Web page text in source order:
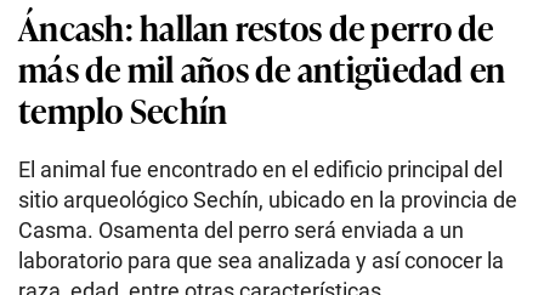
Áncash: hallan restos de perro de
más de mil años de antigüedad en
templo Sechín
El animal fue encontrado en el edificio principal del
sitio arqueológico Sechín, ubicado en la provincia de
Casma. Osamenta del perro será enviada a un
laboratorio para que sea analizada y así conocer la